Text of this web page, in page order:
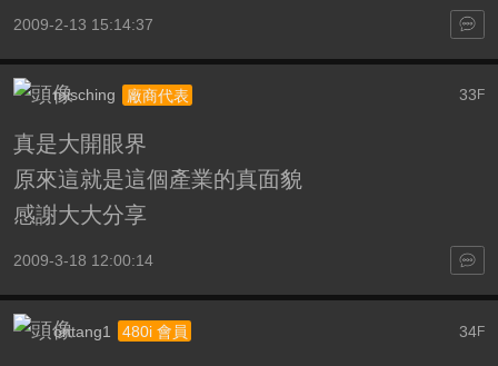
2009-2-13 15:14:37
33 F
misching 廠商代表
真是大開眼界
原來這就是這個產業的真面貌
感謝大大分享
2009-3-18 12:00:14
34F
ontang1 480i 會員